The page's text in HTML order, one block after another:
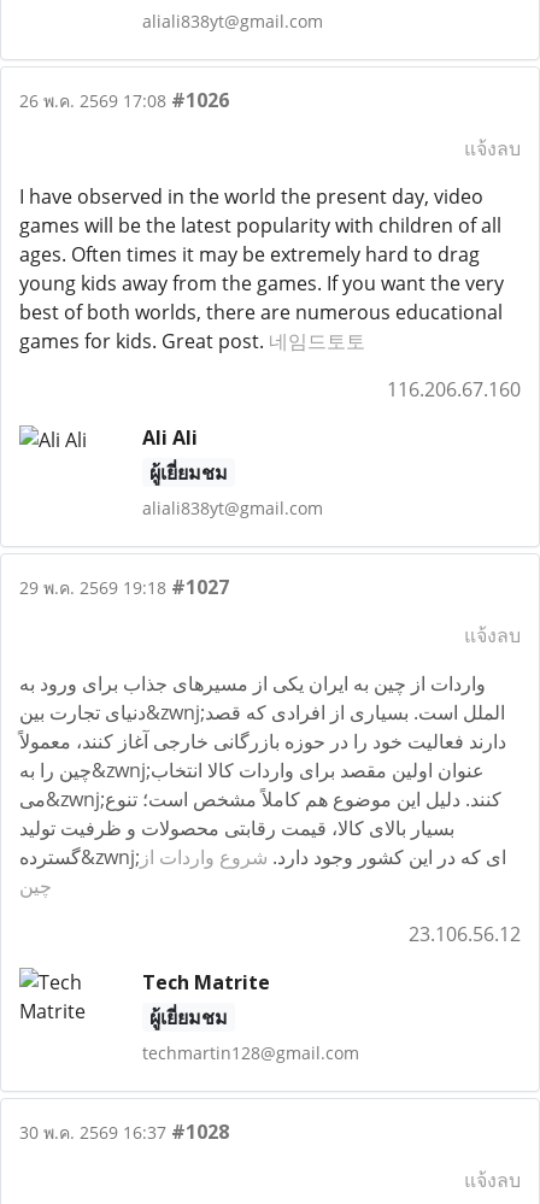
aliali838yt@gmail.com
26 พ.ค. 2569 17:08 #1026
แจ้งลบ
I have observed in the world the present day, video
games will be the latest popularity with children of all
ages. Often times it may be extremely hard to drag
young kids away from the games. If you want the very
best of both worlds, there are numerous educational
games for kids. Great post. 네임드토토
116.206.67.160
Ali Ali
ผู้เยี่ยมชม
aliali838yt@gmail.com
29 พ.ค. 2569 19:18 #1027
แจ้งลบ
واردات از چین به ایران یکی از مسیرهای جذاب برای ورود به
دنیای تجارت بین&zwnj;الملل است. بسیاری از افرادی که قصد
دارند فعالیت خود را در حوزه بازرگانی خارجی آغاز کنند، معمولاً
چین را به&zwnj;عنوان اولین مقصد برای واردات کالا انتخاب
می&zwnj;کنند. دلیل این موضوع هم کاملاً مشخص است؛ تنوع
بسیار بالای کالا، قیمت رقابتی محصولات و ظرفیت تولید
گسترده&zwnj;ای که در این کشور وجود دارد. شروع واردات از
چین
23.106.56.12
Tech Matrite
ผู้เยี่ยมชม
techmartin128@gmail.com
30 พ.ค. 2569 16:37 #1028
แจ้งลบ